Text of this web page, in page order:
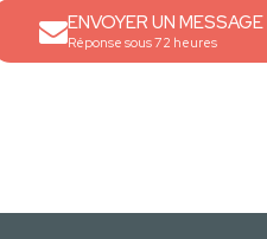
ENVOYER UN MESSAGE
Réponse sous 72 heures